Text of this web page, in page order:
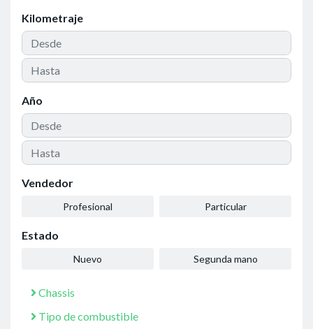
Kilometraje
Año
Vendedor
Profesional Particular
Estado
Nuevo Segunda mano
Chassis
Tipo de combustible